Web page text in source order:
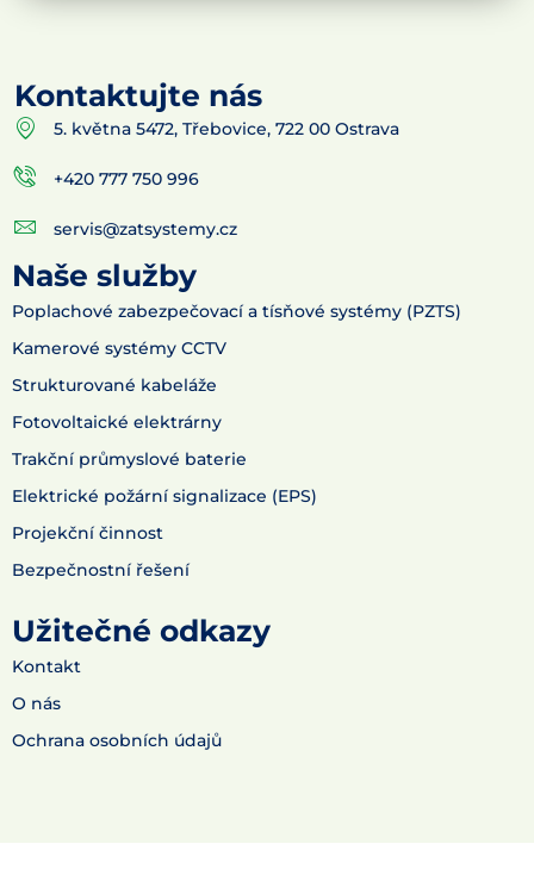
Kontaktujte nás
5. května 5472, Třebovice, 722 00 Ostrava
+420 777 750 996
servis@zatsystemy.cz
Naše služby
Poplachové zabezpečovací a tísňové systémy (PZTS)
Kamerové systémy CCTV
Strukturované kabeláže
Fotovoltaické elektrárny
Trakční průmyslové baterie
Elektrické požární signalizace (EPS)
Projekční činnost
Bezpečnostní řešení
Užitečné odkazy
Kontakt
O nás
Ochrana osobních údajů